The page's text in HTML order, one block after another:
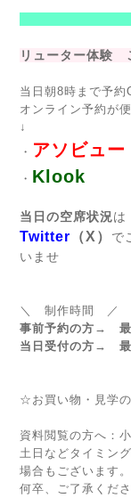
リューター体験
当日朝8時まで予約
オンライン予約が便
↓
・ アソビュー
・ Klook
当日の空席状況は
Twitter （X） で
いませ
＼ 制作時間 ／
事前予約の方→ 最
当日受付の方→ 最
☆お買い物・見学
資料閲覧の方へ：
土日などタイミン
場合もございます。
何卒、ご了承くださ